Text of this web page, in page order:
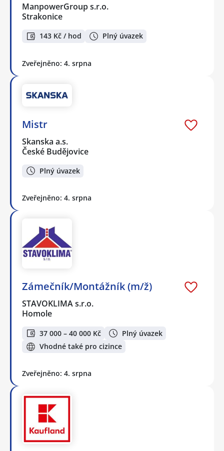
ManpowerGroup s.r.o.
Strakonice
143 Kč / hod Plný úvazek
Zveřejněno: 4. srpna
Mistr
Skanska a.s.
České Budějovice
Plný úvazek
Zveřejněno: 4. srpna
Zámečník/Montážník (m/ž)
STAVOKLIMA s.r.o.
Homole
37 000 – 40 000 Kč
Plný úvazek
Vhodné také pro cizince
Zveřejněno: 4. srpna